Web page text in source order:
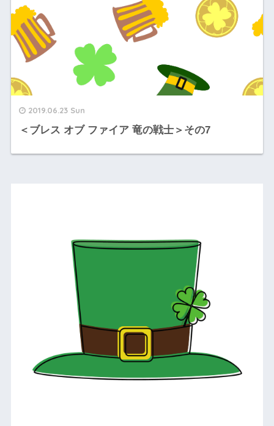
2019.06.23 Sun
＜ブレス オブ ファイア 竜の戦士＞その7